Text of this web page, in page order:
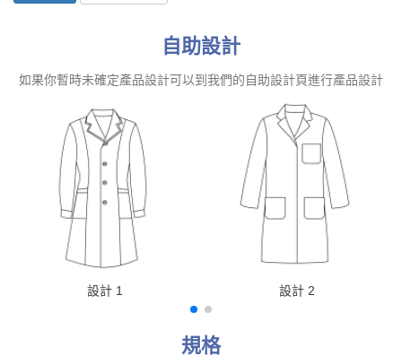
自助設計
如果你暫時未確定產品設計可以到我們的自助設計頁進行產品設計
設計 1 設計 2
規格